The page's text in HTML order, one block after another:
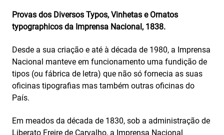
Provas dos Diversos Typos, Vinhetas e Ornatos
typographicos da Imprensa Nacional, 1838.
Desde a sua criação e até à década de 1980, a Imprensa
Nacional manteve em funcionamento uma fundição de
tipos (ou fábrica de letra) que não só fornecia as suas
oficinas tipografias mas também outras oficinas do
País.
Em meados da década de 1830, sob a administração de
Liberato Freire de Carvalho, a Imprensa Nacional